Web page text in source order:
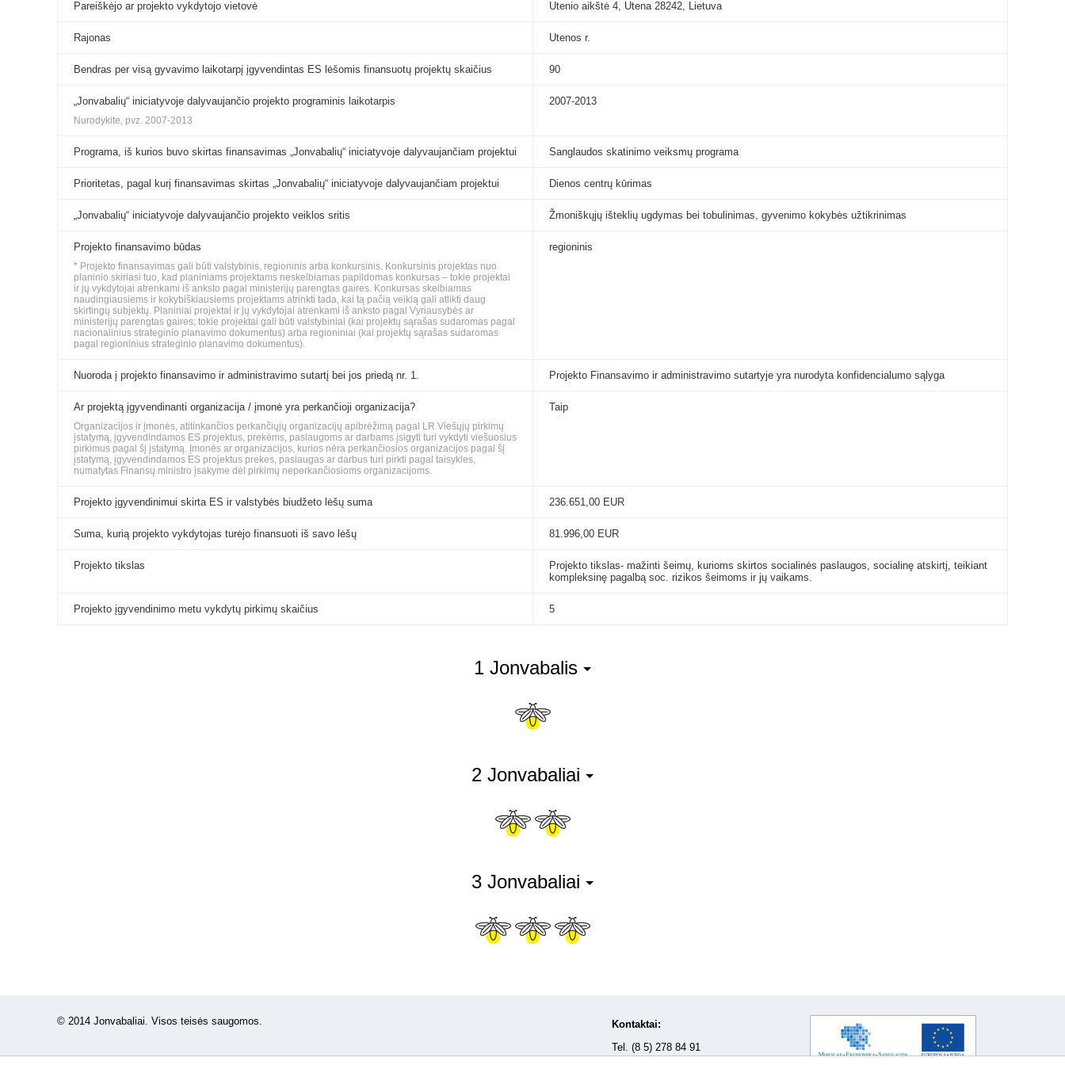
Pareiškėjo ar projekto vykdytojo vietovė Utenio aikštė 4, Utena 28242, Lietuva
Rajonas Utenos r.
Bendras per visą gyvavimo laikotarpį įgyvendintas ES lėšomis finansuotų projektų skaičius 90
„Jonvabalių“ iniciatyvoje dalyvaujančio projekto programinis laikotarpis
Nurodykite, pvz. 2007-2013
2007-2013
Programa, iš kurios buvo skirtas finansavimas „Jonvabalių“ iniciatyvoje dalyvaujančiam projektui Sanglaudos skatinimo veiksmų programa
Prioritetas, pagal kurį finansavimas skirtas „Jonvabalių“ iniciatyvoje dalyvaujančiam projektui Dienos centrų kūrimas
„Jonvabalių“ iniciatyvoje dalyvaujančio projekto veiklos sritis Žmoniškųjų išteklių ugdymas bei tobulinimas, gyvenimo kokybės užtikrinimas
Projekto finansavimo būdas
* Projekto finansavimas gali būti valstybinis, regioninis arba konkursinis. Konkursinis projektas nuo
planinio skiriasi tuo, kad planiniams projektams neskelbiamas papildomas konkursas – tokie projektai
ir jų vykdytojai atrenkami iš anksto pagal ministerijų parengtas gaires. Konkursas skelbiamas
naudingiausiems ir kokybiškiausiems projektams atrinkti tada, kai tą pačią veiklą gali atlikti daug
skirtingų subjektų. Planiniai projektai ir jų vykdytojai atrenkami iš anksto pagal Vyriausybės ar
ministerijų parengtas gaires; tokie projektai gali būti valstybiniai (kai projektų sąrašas sudaromas pagal
nacionalinius strateginio planavimo dokumentus) arba regioniniai (kai projektų sąrašas sudaromas
pagal regioninius strateginio planavimo dokumentus).
regioninis
Nuoroda į projekto finansavimo ir administravimo sutartį bei jos priedą nr. 1. Projekto Finansavimo ir administravimo sutartyje yra nurodyta konfidencialumo sąlyga
Ar projektą įgyvendinanti organizacija / įmonė yra perkančioji organizacija?
Organizacijos ir įmonės, atitinkančios perkančiųjų organizacijų apibrėžimą pagal LR Viešųjų pirkimų
įstatymą, įgyvendindamos ES projektus, prekėms, paslaugoms ar darbams įsigyti turi vykdyti viešuosius
pirkimus pagal šį įstatymą. Įmonės ar organizacijos, kurios nėra perkančiosios organizacijos pagal šį
įstatymą, įgyvendindamos ES projektus prekes, paslaugas ar darbus turi pirkti pagal taisykles,
numatytas Finansų ministro įsakyme dėl pirkimų neperkančiosioms organizacijoms.
Taip
Projekto įgyvendinimui skirta ES ir valstybės biudžeto lėšų suma 236.651,00 EUR
Suma, kurią projekto vykdytojas turėjo finansuoti iš savo lėšų 81.996,00 EUR
Projekto tikslas
Projekto tikslas- mažinti šeimų, kurioms skirtos socialinės paslaugos, socialinę atskirtį, teikiant
kompleksinę pagalbą soc. rizikos šeimoms ir jų vaikams.
Projekto įgyvendinimo metu vykdytų pirkimų skaičius 5
1 Jonvabalis
2 Jonvabaliai
3 Jonvabaliai
© 2014 Jonvabaliai. Visos teisės saugomos.
Kontaktai:
Tel. (8 5) 278 84 91